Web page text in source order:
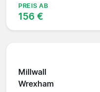
PREIS AB
156 €
Millwall
Wrexham